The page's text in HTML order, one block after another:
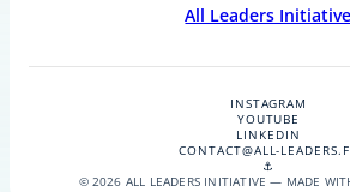
All Leaders Initiative
INSTAGRAM
YOUTUBE
LINKEDIN
CONTACT@ALL-
⚓
© 2026 ALL LEADERS INITIATIVE — MADE